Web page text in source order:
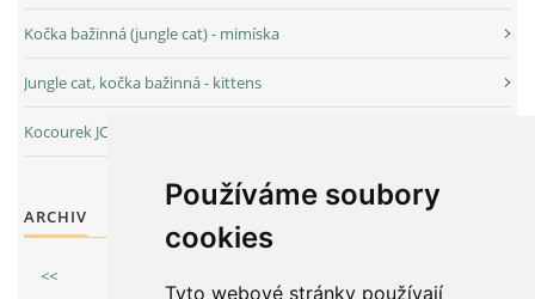
Používáme soubory
cookies
Tyto webové stránky používají
Kočka bažinná (jungle cat) - mimíska
Jungle cat, kočka bažinná - kittens
Kocourek JC Chip v novém domově v Bělorusku
ARCHIV
<<